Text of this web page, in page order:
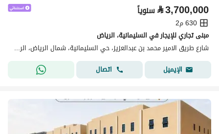
⃁3,700,000 سنوياً
630 م2
مبنى تجاري للإيجار في السليمانية، الرياض
شارع طريق الامير محمد بن عبدالعزيز، حي السليمانية، شمال الرياض، الرياض
الإيميل
اتصال